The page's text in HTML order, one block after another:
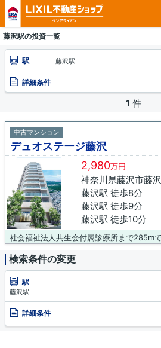
藤沢駅の投資一覧
駅 藤沢駅
詳細条件
1 件
中古マンション
デュオステージ藤沢
2,980万円
神奈川県藤沢市藤沢
藤沢駅 徒歩8分
藤沢駅 徒歩9分
藤沢駅 徒歩10分
検索条件の変更
駅
藤沢駅
詳細条件